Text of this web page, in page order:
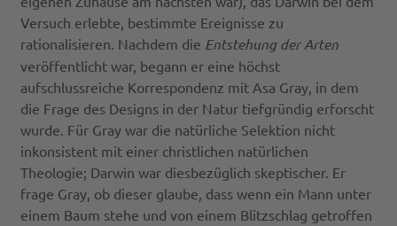
Versuch erlebte, bestimmte Ereignisse zu
rationalisieren. Nachdem die Entstehung der Arten
veröffentlicht war, begann er eine höchst
aufschlussreiche Korrespondenz mit Asa Gray, in dem
die Frage des Designs in der Natur tiefgründig erforscht
wurde. Für Gray war die natürliche Selektion nicht
inkonsistent mit einer christlichen natürlichen
Theologie; Darwin war diesbezüglich skeptischer. Er
frage Gray, ob dieser glaube, dass wenn ein Mann unter
einem Baum stehe und von einem Blitzschlag getroffen